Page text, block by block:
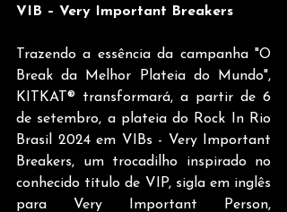
VIB – Very Important Breakers
Trazendo a essência da campanha "O
Break da Melhor Plateia do Mundo",
KITKAT® transformará, a partir de 6
de setembro, a plateia do Rock In Rio
Brasil 2024 em VIBs - Very Important
Breakers, um trocadilho inspirado no
conhecido título de VIP, sigla em inglês
para Very Important Person,